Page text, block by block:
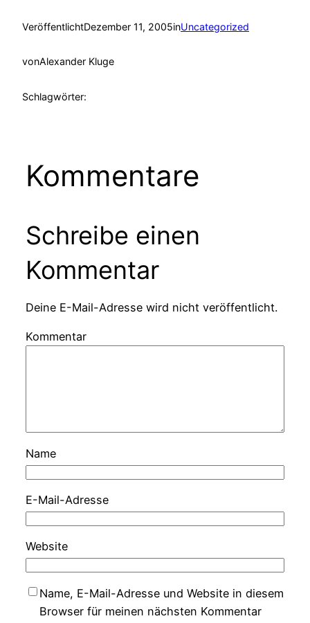
VeröffentlichtDezember 11, 2005inUncategorized
vonAlexander Kluge
Schlagwörter:
Kommentare
Schreibe einen
Kommentar
Deine E-Mail-Adresse wird nicht veröffentlicht.
Kommentar
Name
E-Mail-Adresse
Website
Name, E-Mail-Adresse und Website in diesem
Browser für meinen nächsten Kommentar